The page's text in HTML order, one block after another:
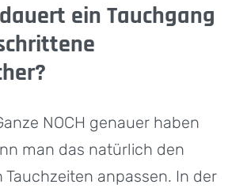
ein Tauchgang
NOCH genauer haben
man das natürlich den
Tauchzeiten anpassen. In der